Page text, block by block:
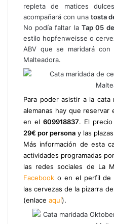
repleta de matices
acompañará con una tosta
No podía faltar la Tap 05
estilo hopfenweisse o
ABV que se maridará con
Malteadora.
Para poder asistir a la cata
alemanas hay que
en el 609918837. El
29€ por persona y las
Más información de esta
actividades programadas
las redes sociales de La
Facebook o en el perfil de
las cervezas de la pizarra
(enlace aquí).